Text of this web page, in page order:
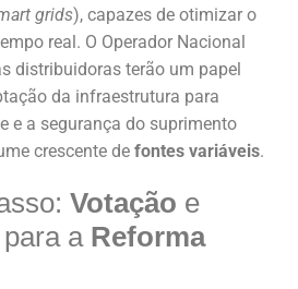
grids), capazes de otimizar o
real. O Operador Nacional
distribuidoras terão um papel
da infraestrutura para
e a segurança do suprimento
crescente de fontes variáveis.
Votação e
a Reforma